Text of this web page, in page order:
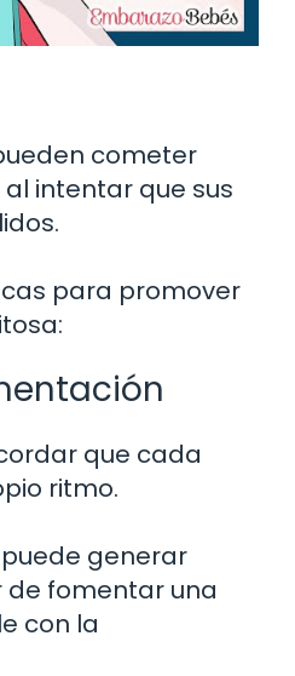
cometer
intentar que sus
para promover
que cada
ritmo.
generar
de fomentar una
con la